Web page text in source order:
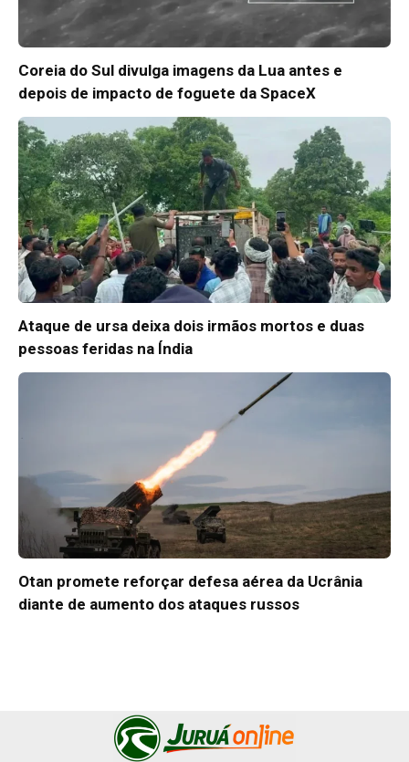
Coreia do Sul divulga imagens da Lua antes e
depois de impacto de foguete da SpaceX
Ataque de ursa deixa dois irmãos mortos e duas
pessoas feridas na Índia
Otan promete reforçar defesa aérea da Ucrânia
diante de aumento dos ataques russos